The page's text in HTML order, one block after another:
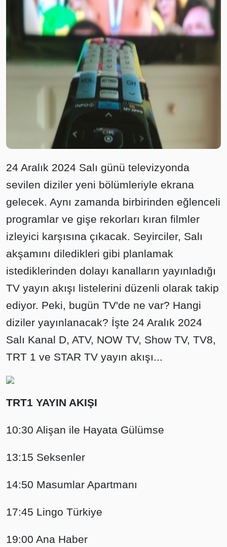
24 Aralık 2024 Salı günü televizyonda
sevilen diziler yeni bölümleriyle ekrana
gelecek. Aynı zamanda birbirinden eğlenceli
programlar ve gişe rekorları kıran filmler
izleyici karşısına çıkacak. Seyirciler, Salı
akşamını diledikleri gibi planlamak
istediklerinden dolayı kanalların yayınladığı
TV yayın akışı listelerini düzenli olarak takip
ediyor. Peki, bugün TV'de ne var? Hangi
diziler yayınlanacak? İşte 24 Aralık 2024
Salı Kanal D, ATV, NOW TV, Show TV, TV8,
TRT 1 ve STAR TV yayın akışı...
TRT1 YAYIN AKIŞI
10:30 Alişan ile Hayata Gülümse
13:15 Seksenler
14:50 Masumlar Apartmanı
17:45 Lingo Türkiye
19:00 Ana Haber